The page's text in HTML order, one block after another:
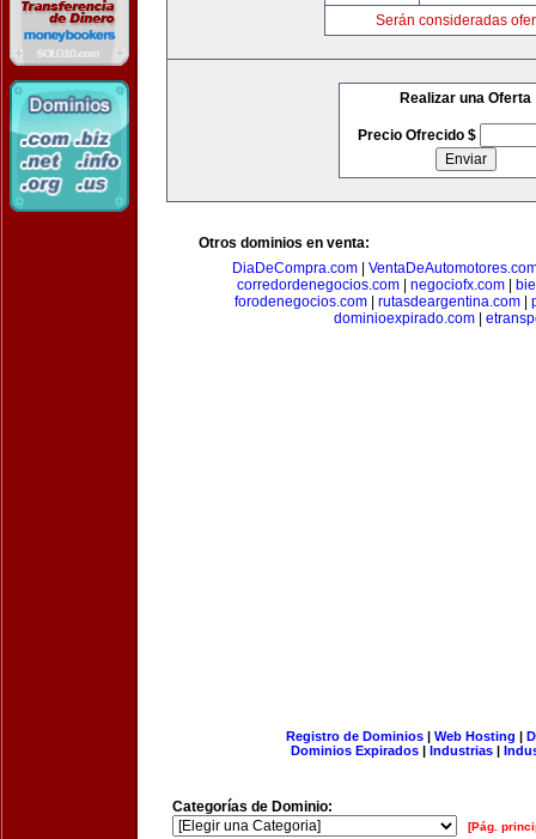
Serán consideradas
Realizar una Oferta
Precio Ofrecido $
Otros dominios en venta:
DiaDeCompra.com|
corredordenegocios.com
negociofx.com
forodenegocios.com| rutasdeargentina.com|
dominioexpirado.com|
Registro de Dominios| Web Hosting |
Dominios Expirados | Industrias |
Categorías de Dominio:
[Pág.